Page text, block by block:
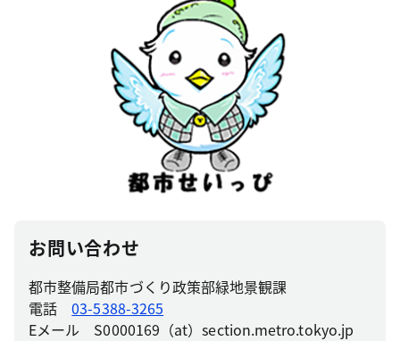
お問い合わせ
都市整備局都市づくり政策部緑地景観課
電話03-5388-3265
Eメール S0000169（at）section.metro.tokyo.jp